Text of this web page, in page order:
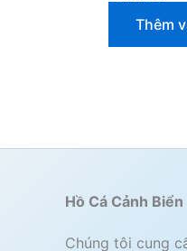
Thêm
Hồ Cá Cảnh Biển
Chúng tôi cung